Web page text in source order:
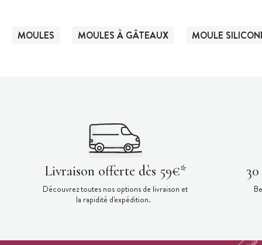
MOULES MOULES À GÂTEAUX MOULE
Livraison offerte dès 59€*
Découvrez toutes nos options de livraison et
la rapidité d'expédition.